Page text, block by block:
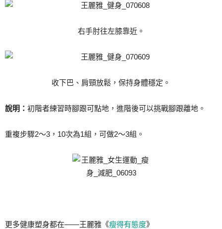
右手肘往左膝靠近。
收下巴、肩頸放鬆，保持身體穩定。
說明： 初階者練習時腳跟可點地，進階後可以挑戰腳跟離地。
重複步驟2～3，10次為1組，可做2～3組。
更多健康塑身都在——王麗雅《瘦得有態度》